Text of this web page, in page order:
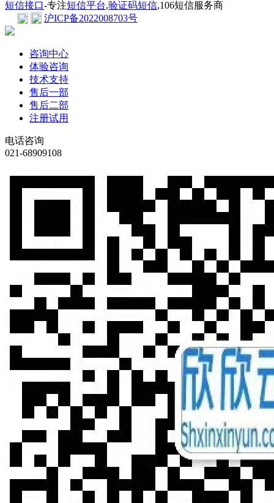
短信接口-专注短信平台,验证码短信,106短信服务商
沪ICP备2022008703号
咨询中心
体验咨询
技术支持
售后一部
售后二部
注册试用
电话咨询
021-68909108